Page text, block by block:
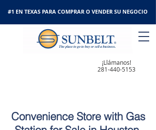
#1 EN TEXAS PARA COMPRAR O VENDER SU NEGOCIO
¡Llámanos!
281-440-5153
Convenience Store with Gas